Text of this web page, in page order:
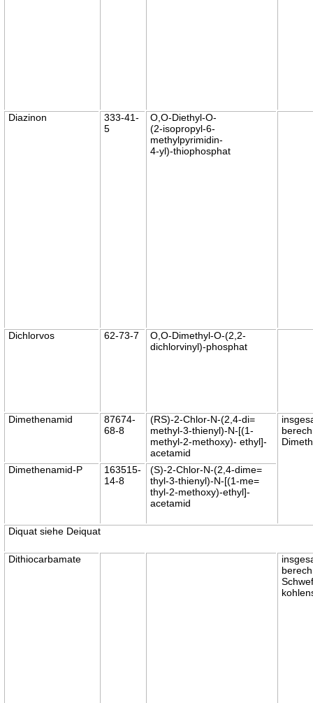
Diazinon
333-41-
5
O,O-Diethyl-O-
(2-isopropyl-6-
methylpyrimidin-
4-yl)-thiophosphat
Dichlorvos 62-73-7
O,O-Dimethyl-O-(2,2-
dichlorvinyl)-phosphat
Dimethenamid
87674-
68-8
(RS)-2-Chlor-N-(2,4-di=
methyl-3-thienyl)-N-[(1-
methyl-2-methoxy)- ethyl]-
acetamid
Dimethenamid-P
163515-
14-8
(S)-2-Chlor-N-(2,4-dime=
thyl-3-thienyl)-N-[(1-me=
thyl-2-methoxy)-ethyl]-
acetamid
Diquat siehe Deiquat
Dithiocarbamate